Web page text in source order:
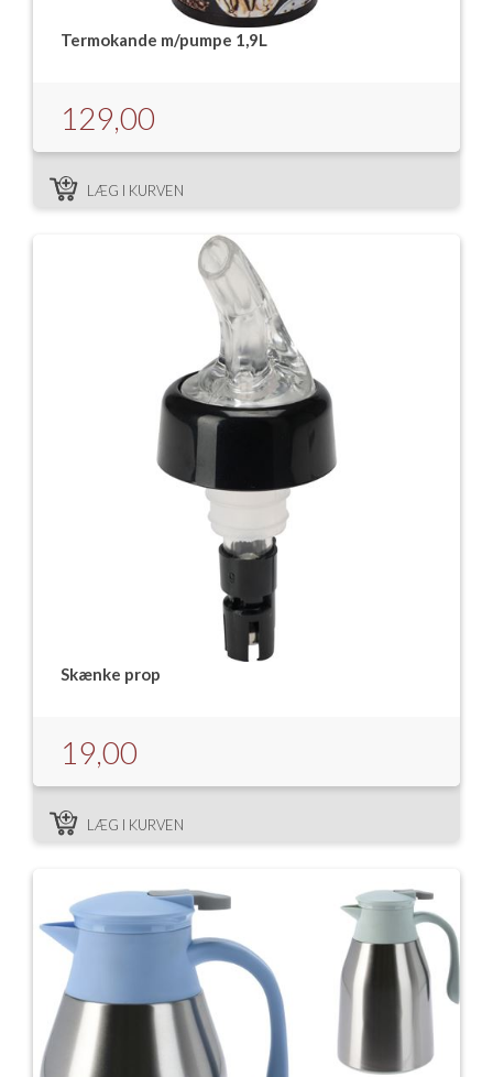
Termokande m/pumpe 1,9L
129,00
LÆG I KURVEN
Skænke prop
19,00
LÆG I KURVEN